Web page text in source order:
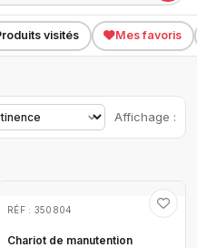
visités Mes favoris
Affichage :
RÉF : 350804
Chariot de manutention